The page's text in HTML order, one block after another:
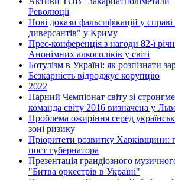
Революції
Нові докази фальсифікацій у
диверсантів" у Криму
Прес-конференція з нагоди 82-ї
Анонімних алкоголіків у світі
Ботулізм в Україні: як розпізнати
Безкарність відроджує корупцію
2022
Парний Чемпіонат світу зі
команда світу 2016 визначена у
Проблема ожиріння серед
зоні ризику
Пріоритети розвитку Харківщини:
пост губернатора
Презентація грандіозного
"Битва оркестрів в Україні"